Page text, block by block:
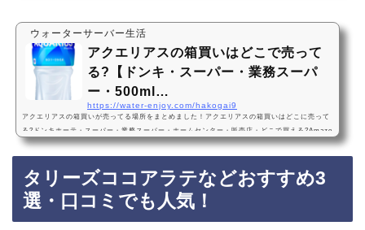
ウォーターサーバー生活
アクエリアスの箱買いはどこで売って
る?【ドンキ・スーパー・業務スーパ
ー・500ml…
https://water-enjoy.com/hakogai9
アクエリアスの箱買いが売ってる場所をまとめました！アクエリアスの箱買いはどこに売って
る?ドンキホーテ・スーパー・業務スーパー・ホームセンター・販売店・どこで買える?Amazo
n・楽天・売ってない? 500ml・24本・2l・6本アクエリアスの箱買いは、ドンキホーテ、スー
パー、業務スーパー、ホームセンターに売っています！店舗によっては売ってない店もあるの
で、Amazonや楽天でもアクエリアスの箱買いがお得に買えておすすめです！アクエリアスの
箱買いのおすすめ3選・口コミでも人気！コカ・コーラ アクエリアス エアーボトル 500ml…
タリーズココアラテなどおすすめ3
選・口コミでも人気！